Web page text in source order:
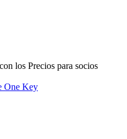
los Precios para socios
One Key